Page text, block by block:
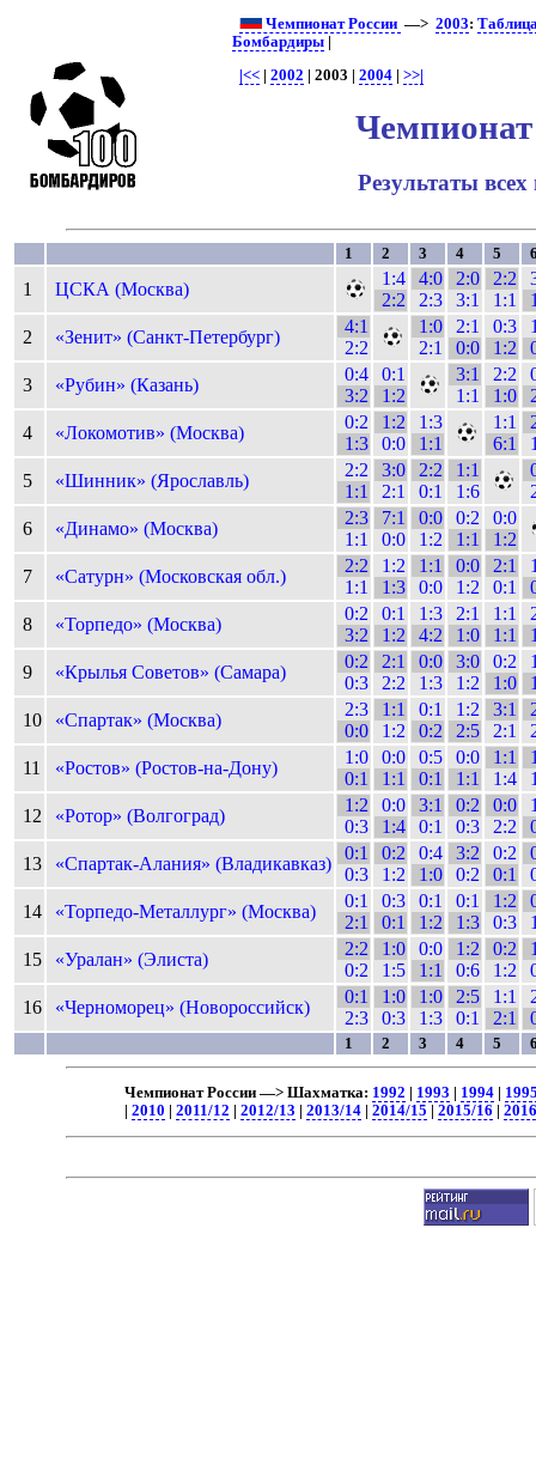
Чемпионат России —>2003:
Бомбардиры|
|<< |2002 | 2003 |2004 |>>|
Результаты
1 2 3 4 5
1 ЦСКА (Москва)
1:4
2:2
4:0
2:3
2:0
3:1
2:2
1:1
2
«Зенит» (Санкт-Петербург)
4:1
2:2
1:0
2:1
2:1
0:0
0:3
1:2
3
«Рубин» (Казань)
0:4
3:2
0:1
1:2
3:1
1:1
2:2
1:0
4
«Локомотив» (Москва)
0:2
1:3
1:2
0:0
1:3
1:1
1:1
6:1
5
«Шинник» (Ярославль)
2:2
1:1
3:0
2:1
2:2
0:1
1:1
1:6
6
«Динамо» (Москва)
2:3
1:1
7:1
0:0
0:0
1:2
0:2
1:1
0:0
1:2
7
«Сатурн» (Московская обл.)
2:2
1:1
1:2
1:3
1:1
0:0
0:0
1:2
2:1
0:1
8
«Торпедо» (Москва)
0:2
3:2
0:1
1:2
1:3
4:2
2:1
1:0
1:1
1:1
9
«Крылья Советов» (Самара)
0:2
0:3
2:1
2:2
0:0
1:3
3:0
1:2
0:2
1:0
10
«Спартак» (Москва)
2:3
0:0
1:1
1:2
0:1
0:2
1:2
2:5
3:1
2:1
11
«Ростов» (Ростов-на-Дону)
1:0
0:1
0:0
1:1
0:5
0:1
0:0
1:1
1:1
1:4
12
«Ротор» (Волгоград)
1:2
0:3
0:0
1:4
3:1
0:1
0:2
0:3
0:0
2:2
13
«Спартак-Алания» (Владикавказ)
0:1
0:3
0:2
1:2
0:4
1:0
3:2
0:2
0:2
0:1
14
«Торпедо-Металлург» (Москва)
0:1
2:1
0:3
0:1
0:1
1:2
0:1
1:3
1:2
0:3
15
«Уралан» (Элиста)
2:2
0:2
1:0
1:5
0:0
1:1
1:2
0:6
0:2
1:2
16
«Черноморец» (Новороссийск)
0:1
2:3
1:0
0:3
1:0
1:3
2:5
0:1
1:1
2:1
1 2 3 4 5
Чемпионат России —> Шахматка: 1992 | 1993 | 1994 |
|2010 |2011/12 |2012/13 |2013/14 |2014/15 |2015/16 |